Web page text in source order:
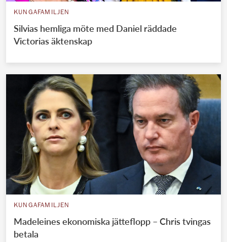
KUNGAFAMILJEN
Silvias hemliga möte med Daniel räddade
Victorias äktenskap
KUNGAFAMILJEN
Madeleines ekonomiska jätteflopp – Chris tvingas
betala